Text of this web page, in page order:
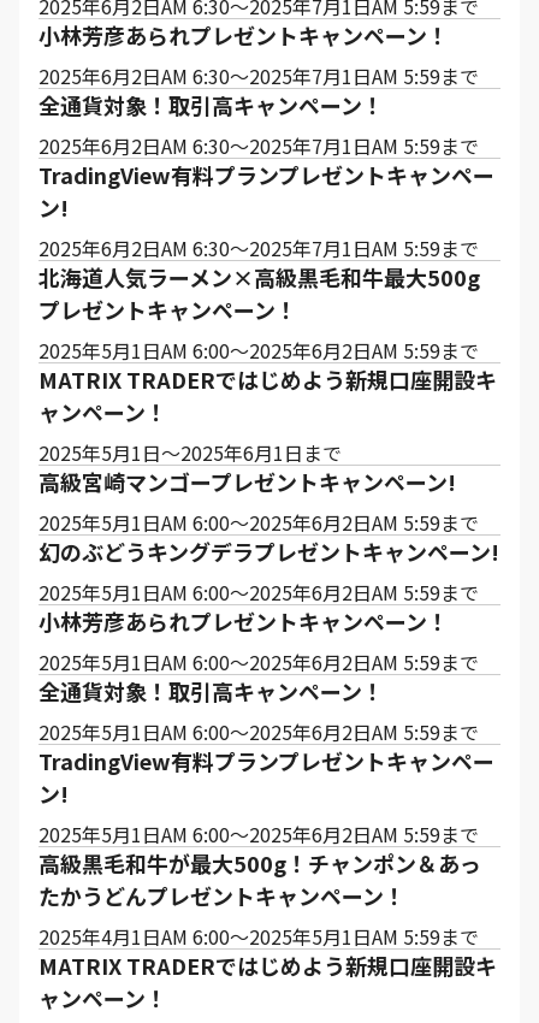
2025年6月2日AM 6:30～2025年7月1日AM 5:59まで
小林芳彦あられプレゼントキャンペーン！
2025年6月2日AM 6:30～2025年7月1日AM 5:59まで
全通貨対象！取引高キャンペーン！
2025年6月2日AM 6:30～2025年7月1日AM 5:59まで
TradingView有料プランプレゼントキャンペー
ン!
2025年6月2日AM 6:30～2025年7月1日AM 5:59まで
北海道人気ラーメン×高級黒毛和牛最大500g
プレゼントキャンペーン！
2025年5月1日AM 6:00～2025年6月2日AM 5:59まで
MATRIX TRADERではじめよう新規口座開設キ
ャンペーン！
2025年5月1日～2025年6月1日まで
高級宮崎マンゴープレゼントキャンペーン!
2025年5月1日AM 6:00～2025年6月2日AM 5:59まで
幻のぶどうキングデラプレゼントキャンペーン!
2025年5月1日AM 6:00～2025年6月2日AM 5:59まで
小林芳彦あられプレゼントキャンペーン！
2025年5月1日AM 6:00～2025年6月2日AM 5:59まで
全通貨対象！取引高キャンペーン！
2025年5月1日AM 6:00～2025年6月2日AM 5:59まで
TradingView有料プランプレゼントキャンペー
ン!
2025年5月1日AM 6:00～2025年6月2日AM 5:59まで
高級黒毛和牛が最大500g！チャンポン＆あっ
たかうどんプレゼントキャンペーン！
2025年4月1日AM 6:00～2025年5月1日AM 5:59まで
MATRIX TRADERではじめよう新規口座開設キ
ャンペーン！